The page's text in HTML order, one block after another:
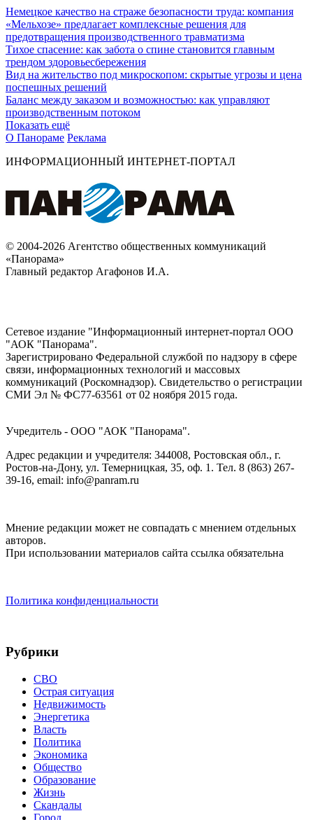
Немецкое качество на страже безопасности труда: компания
«Мельхозе» предлагает комплексные решения для
предотвращения производственного травматизма
Тихое спасение: как забота о спине становится главным
трендом здоровьесбережения
Вид на жительство под микроскопом: скрытые угрозы и цена
поспешных решений
Баланс между заказом и возможностью: как управляют
производственным потоком
Показать ещё
О Панораме Реклама
ИНФОРМАЦИОННЫЙ ИНТЕРНЕТ-ПОРТАЛ
© 2004-2026 Агентство общественных коммуникаций
«Панорама»
Главный редактор Агафонов И.А.
Сетевое издание "Информационный интернет-портал ООО
"АОК "Панорама".
Зарегистрировано Федеральной службой по надзору в сфере
связи, информационных технологий и массовых
коммуникаций (Роскомнадзор). Cвидетельство о регистрации
СМИ Эл № ФС77-63561 от 02 ноября 2015 года.
Учредитель - ООО "АОК "Панорама".
Адрес редакции и учредителя: 344008, Ростовская обл., г.
Ростов-на-Дону, ул. Темерницкая, 35, оф. 1. Тел. 8 (863) 267-
39-16, email: info@panram.ru
Мнение редакции может не совпадать с мнением отдельных
авторов.
При использовании материалов сайта ссылка обязательна
Политика конфиденциальности
Рубрики
СВО
Острая ситуация
Недвижимость
Энергетика
Власть
Политика
Экономика
Общество
Образование
Жизнь
Скандалы
Город